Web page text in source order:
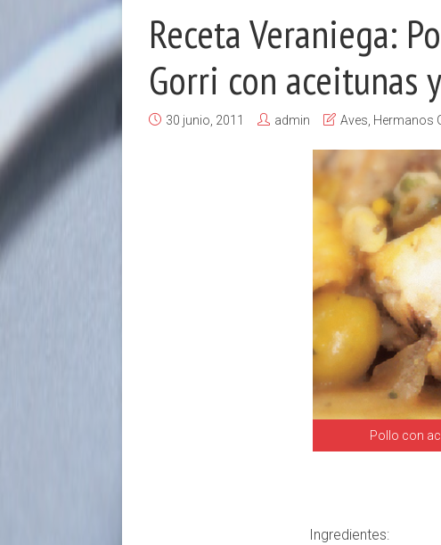
Receta Veraniega:
Gorri con aceitunas
30 junio, 2011 admin Aves, Hermanos
Pollo con
Ingredientes: